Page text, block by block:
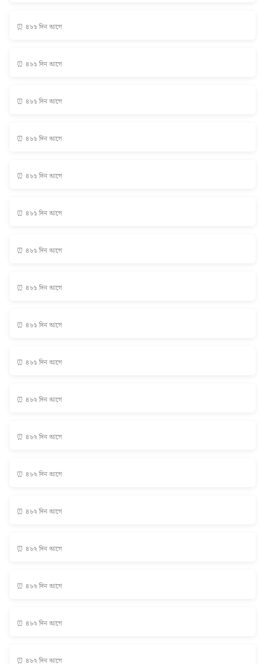
⏰ ৪৮১ দিন আগে
⏰ ৪৮১ দিন আগে
⏰ ৪৮১ দিন আগে
⏰ ৪৮১ দিন আগে
⏰ ৪৮১ দিন আগে
⏰ ৪৮১ দিন আগে
⏰ ৪৮১ দিন আগে
⏰ ৪৮১ দিন আগে
⏰ ৪৮১ দিন আগে
⏰ ৪৮১ দিন আগে
⏰ ৪৮২ দিন আগে
⏰ ৪৮২ দিন আগে
⏰ ৪৮২ দিন আগে
⏰ ৪৮২ দিন আগে
⏰ ৪৮২ দিন আগে
⏰ ৪৮২ দিন আগে
⏰ ৪৮২ দিন আগে
⏰ ৪৮২ দিন আগে